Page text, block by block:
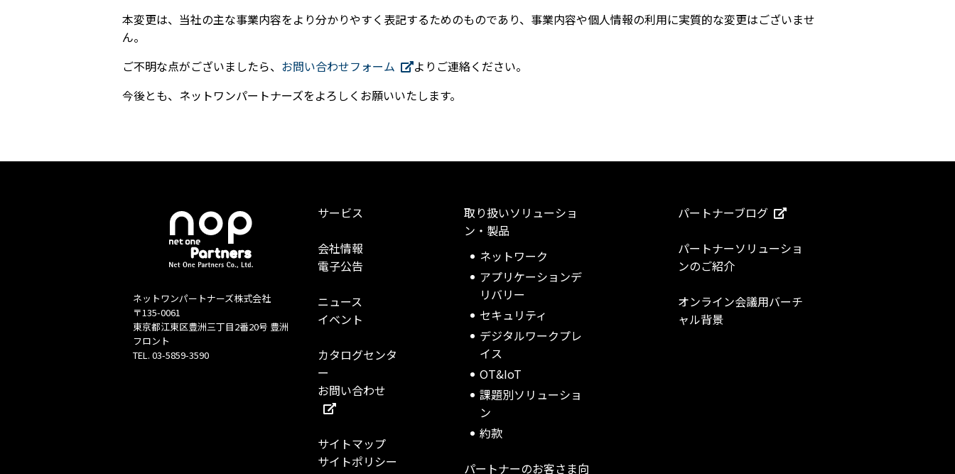
本変更は、当社の主な事業内容をより分かりやすく表記するためのものであり、事業内容や個人情報の利用に実質的な変更はございませ
ん。
ご不明な点がございましたら、 お問い合わせフォーム
よりご連絡ください。
今後とも、ネットワンパートナーズをよろしくお願いいたします。
ネットワンパートナーズ株式会社
〒135-0061
東京都江東区豊洲三丁目2番20号 豊洲
フロント
TEL. 03-5859-3590
サービス
会社情報
電子公告
ニュース
イベント
カタログセンタ
ー
お問い合わせ
サイトマップ
サイトポリシー
取り扱いソリューショ
ン・製品
ネットワーク
アプリケーションデ
リバリー
セキュリティ
デジタルワークプレ
イス
OT&IoT
課題別ソリューショ
ン
約款
パートナーのお客さま向
パートナーブログ
パートナーソリューショ
ンのご紹介
オンライン会議用バーチ
ャル背景